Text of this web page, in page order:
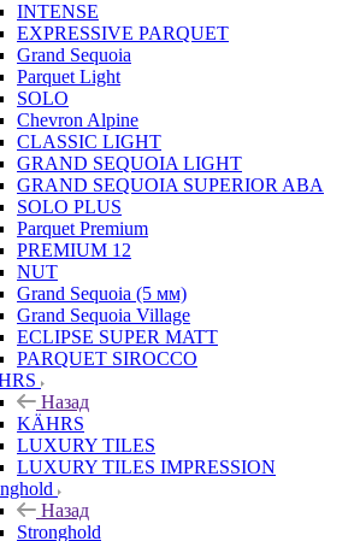
INTENSE
EXPRESSIVE PARQUET
Grand Sequoia
Parquet Light
SOLO
Chevron Alpine
CLASSIC LIGHT
GRAND SEQUOIA LIGHT
GRAND SEQUOIA SUPERIOR ABA
SOLO PLUS
Parquet Premium
PREMIUM 12
NUT
Grand Sequoia (5 мм)
Grand Sequoia Village
ECLIPSE SUPER MATT
PARQUET SIROCCO
Назад
KÄHRS
LUXURY TILES
LUXURY TILES IMPRESSION
Назад
Stronghold